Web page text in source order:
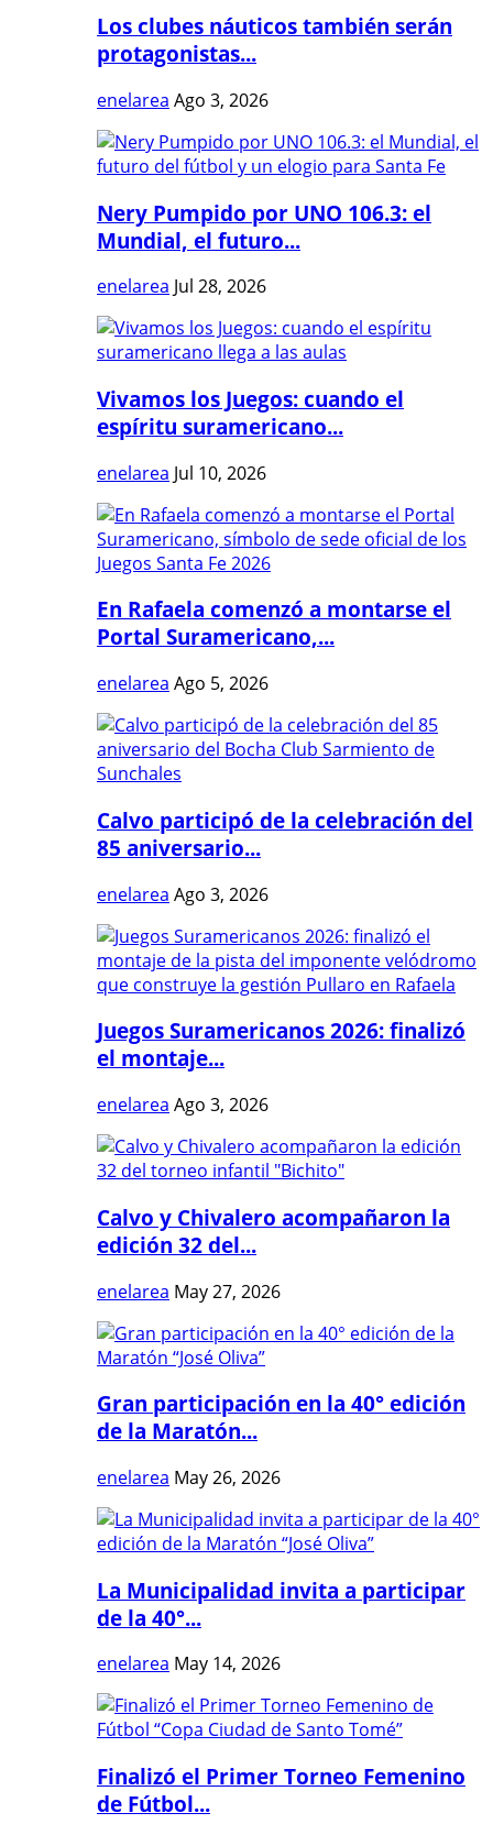
Los clubes náuticos también serán
protagonistas...
enelarea Ago 3, 2026
Nery Pumpido por UNO 106.3: el
Mundial, el futuro...
enelarea Jul 28, 2026
Vivamos los Juegos: cuando el
espíritu suramericano...
enelarea Jul 10, 2026
En Rafaela comenzó a montarse el
Portal Suramericano,...
enelarea Ago 5, 2026
Calvo participó de la celebración del
85 aniversario...
enelarea Ago 3, 2026
Juegos Suramericanos 2026: finalizó
el montaje...
enelarea Ago 3, 2026
Calvo y Chivalero acompañaron la
edición 32 del...
enelarea May 27, 2026
Gran participación en la 40° edición
de la Maratón...
enelarea May 26, 2026
La Municipalidad invita a participar
de la 40°...
enelarea May 14, 2026
Finalizó el Primer Torneo Femenino
de Fútbol...